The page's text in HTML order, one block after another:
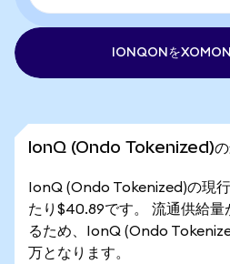
IONQONを
IonQ (Ondo Tokenized)の
IonQ (Ondo Tokenized)の現
たり$40.89です。 流通供給
るため、IonQ (Ondo
万となります。